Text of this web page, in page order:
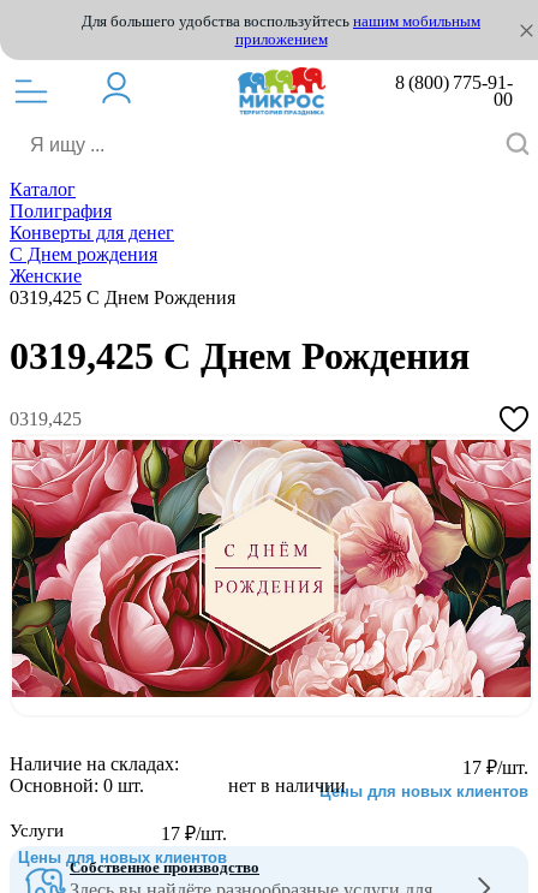
Для большего удобства воспользуйтесь нашим мобильным
приложением
8 (800) 775-91-
00
Каталог
Полиграфия
Конверты для денег
С Днем рождения
Женские
0319,425 С Днем Рождения
0319,425 С Днем Рождения
0319,425
17 ₽/шт.
Цены для новых клиентов
нет в наличии
17 ₽/шт.
Цены для новых клиентов
Наличие на складах:
Основной: 0 шт.
Услуги
Собственное производство